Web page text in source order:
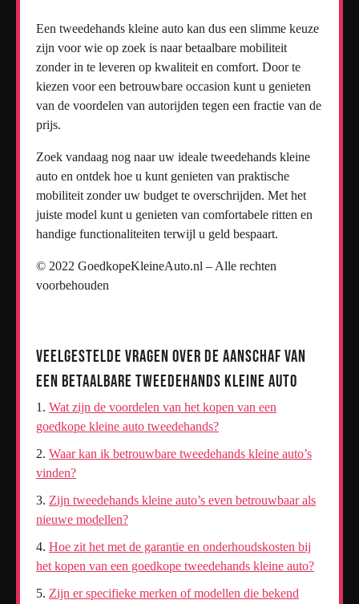
Een tweedehands kleine auto kan dus een slimme keuze
zijn voor wie op zoek is naar betaalbare mobiliteit
zonder in te leveren op kwaliteit en comfort. Door te
kiezen voor een betrouwbare occasion kunt u genieten
van de voordelen van autorijden tegen een fractie van de
prijs.
Zoek vandaag nog naar uw ideale tweedehands kleine
auto en ontdek hoe u kunt genieten van praktische
mobiliteit zonder uw budget te overschrijden. Met het
juiste model kunt u genieten van comfortabele ritten en
handige functionaliteiten terwijl u geld bespaart.
© 2022 GoedkopeKleineAuto.nl – Alle rechten
voorbehouden
Veelgestelde Vragen over de Aanschaf van
een Betaalbare Tweedehands Kleine Auto
Wat zijn de voordelen van het kopen van een
goedkope kleine auto tweedehands?
Waar kan ik betrouwbare tweedehands kleine auto’s
vinden?
Zijn tweedehands kleine auto’s even betrouwbaar als
nieuwe modellen?
Hoe zit het met de garantie en onderhoudskosten bij
het kopen van een goedkope tweedehands kleine auto?
Zijn er specifieke merken of modellen die bekend